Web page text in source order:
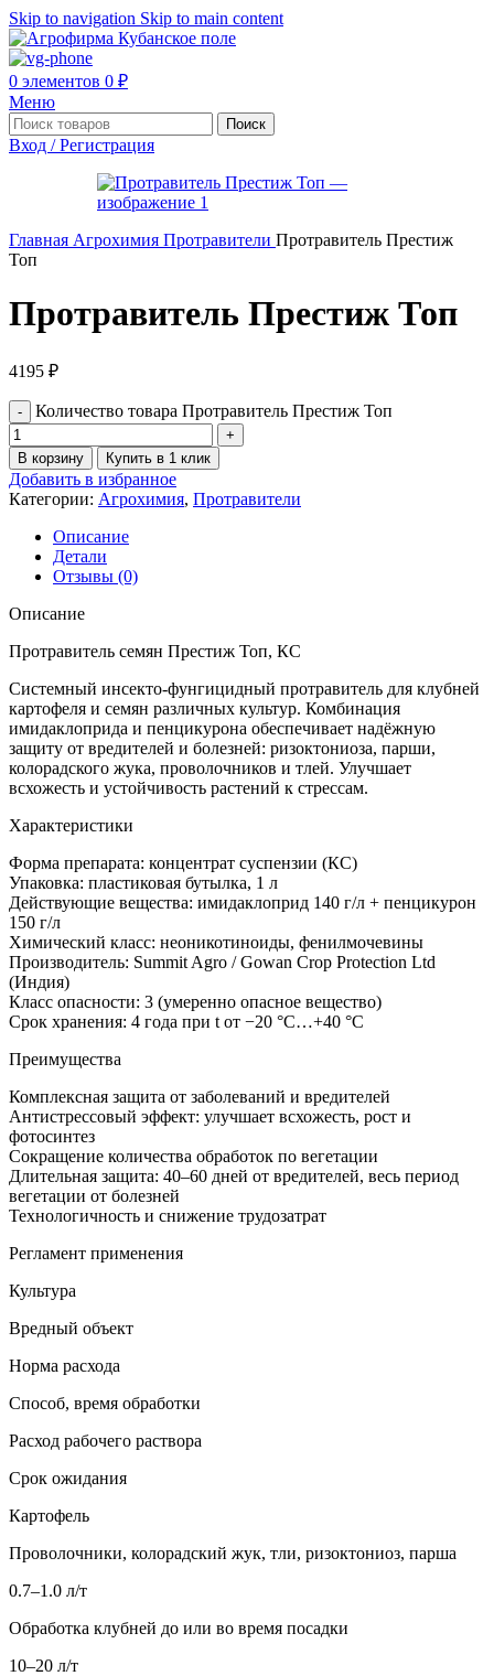
Skip to navigation Skip to main content
0 элементов 0 ₽
Меню
Поиск
Вход / Регистрация
Главная Агрохимия Протравители Протравитель Престиж
Топ
Протравитель Престиж Топ
4195 ₽
Количество товара Протравитель Престиж Топ
В корзину Купить в 1 клик
Добавить в избранное
Категории: Агрохимия, Протравители
Описание
Детали
Отзывы (0)
Описание
Протравитель семян Престиж Топ, КС
Системный инсекто-фунгицидный протравитель для клубней
картофеля и семян различных культур. Комбинация
имидаклоприда и пенцикурона обеспечивает надёжную
защиту от вредителей и болезней: ризоктониоза, парши,
колорадского жука, проволочников и тлей. Улучшает
всхожесть и устойчивость растений к стрессам.
Характеристики
Форма препарата: концентрат суспензии (КС)
Упаковка: пластиковая бутылка, 1 л
Действующие вещества: имидаклоприд 140 г/л + пенцикурон
150 г/л
Химический класс: неоникотиноиды, фенилмочевины
Производитель: Summit Agro / Gowan Crop Protection Ltd
(Индия)
Класс опасности: 3 (умеренно опасное вещество)
Срок хранения: 4 года при t от −20 °C…+40 °C
Преимущества
Комплексная защита от заболеваний и вредителей
Антистрессовый эффект: улучшает всхожесть, рост и
фотосинтез
Сокращение количества обработок по вегетации
Длительная защита: 40–60 дней от вредителей, весь период
вегетации от болезней
Технологичность и снижение трудозатрат
Регламент применения
Культура
Вредный объект
Норма расхода
Способ, время обработки
Расход рабочего раствора
Срок ожидания
Картофель
Проволочники, колорадский жук, тли, ризоктониоз, парша
0.7–1.0 л/т
Обработка клубней до или во время посадки
10–20 л/т